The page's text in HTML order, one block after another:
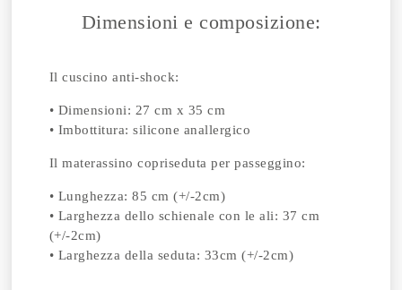
Dimensioni e composizione:
Il cuscino anti-shock:
• Dimensioni: 27 cm x 35 cm
• Imbottitura: silicone anallergico
Il materassino copriseduta per passeggino:
• Lunghezza: 85 cm (+/-2cm)
• Larghezza dello schienale con le ali: 37 cm
(+/-2cm)
• Larghezza della seduta: 33cm (+/-2cm)